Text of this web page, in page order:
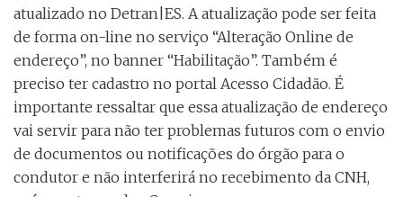
atualizado no Detran|ES. A atualização pode ser feita
de forma on-line no serviço “Alteração Online de
endereço”, no banner “Habilitação”. Também é
preciso ter cadastro no portal Acesso Cidadão. É
importante ressaltar que essa atualização de endereço
vai servir para não ter problemas futuros com o envio
de documentos ou notificações do órgão para o
condutor e não interferirá no recebimento da CNH,